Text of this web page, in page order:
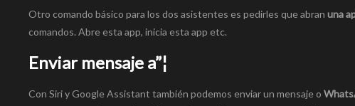
Otro comando básico para los dos asistentes es pedirles que abran una
comandos. Abre esta app, inicia esta app etc.
Enviar mensaje a”¦
Con Siri y Google Assistant también podemos enviar un mensaje o